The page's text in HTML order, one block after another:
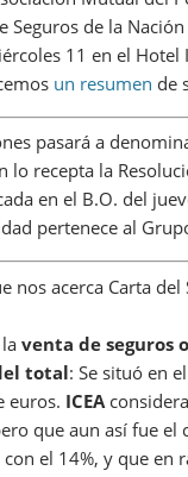
de la Nación
11 en el
un resumen de
pasará a
lo recepta la
en el B.O. del
pertenece al
nos acerca Carta del
laventa de seguros
total: Se situó en
euros. ICEA
que aun así fue el
el 14%, y que en